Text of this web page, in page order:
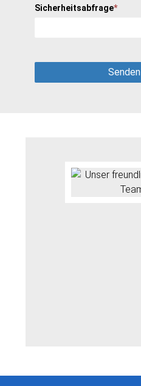
Sicherheitsabfrage*
Senden